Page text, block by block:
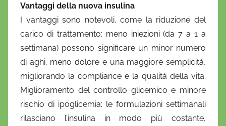
Vantaggi della nuova insulina
I vantaggi sono notevoli, come la riduzione del
carico di trattamento: meno iniezioni (da 7 a 1 a
settimana) possono significare un minor numero
di aghi, meno dolore e una maggiore semplicità,
migliorando la compliance e la qualità della vita.
Miglioramento del controllo glicemico e minore
rischio di ipoglicemia: le formulazioni settimanali
rilasciano l’insulina in modo più costante,